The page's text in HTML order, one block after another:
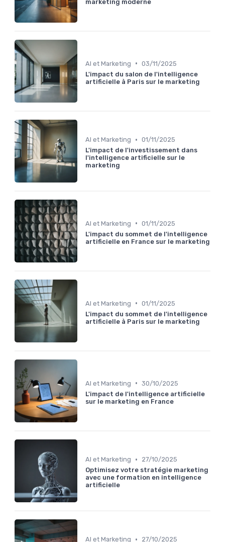
marketing moderne
AI et Marketing • 03/11/2025
L'impact du salon de l'intelligence
artificielle à Paris sur le marketing
AI et Marketing • 01/11/2025
L'impact de l'investissement dans
l'intelligence artificielle sur le
marketing
AI et Marketing • 01/11/2025
L'impact du sommet de l'intelligence
artificielle en France sur le marketing
AI et Marketing • 01/11/2025
L'impact du sommet de l'intelligence
artificielle à Paris sur le marketing
AI et Marketing • 30/10/2025
L'impact de l'intelligence artificielle
sur le marketing en France
AI et Marketing •
27/10/2025
Optimisez votre stratégie marketing
avec une formation en intelligence
artificielle
AI et Marketing • 27/10/2025